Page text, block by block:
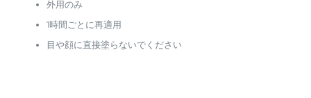
外用のみ
1時間ごとに再適用
目や顔に直接塗らないでください